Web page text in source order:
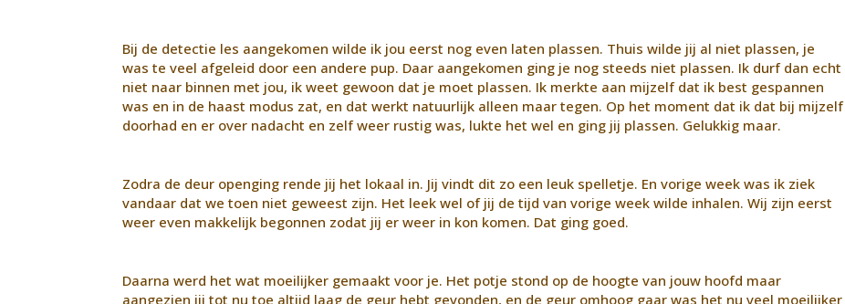
Bij de detectie les aangekomen wilde ik jou eerst nog even laten plassen. Thuis wilde jij al niet plassen, je
was te veel afgeleid door een andere pup. Daar aangekomen ging je nog steeds niet plassen. Ik durf dan echt
niet naar binnen met jou, ik weet gewoon dat je moet plassen. Ik merkte aan mijzelf dat ik best gespannen
was en in de haast modus zat, en dat werkt natuurlijk alleen maar tegen. Op het moment dat ik dat bij mijzelf
doorhad en er over nadacht en zelf weer rustig was, lukte het wel en ging jij plassen. Gelukkig maar.
Zodra de deur openging rende jij het lokaal in. Jij vindt dit zo een leuk spelletje. En vorige week was ik ziek
vandaar dat we toen niet geweest zijn. Het leek wel of jij de tijd van vorige week wilde inhalen. Wij zijn eerst
weer even makkelijk begonnen zodat jij er weer in kon komen. Dat ging goed.
Daarna werd het wat moeilijker gemaakt voor je. Het potje stond op de hoogte van jouw hoofd maar
aangezien jij tot nu toe altijd laag de geur hebt gevonden, en de geur omhoog gaar was het nu veel moeilijker